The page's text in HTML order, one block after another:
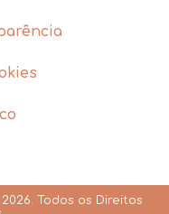
Todos os Direitos